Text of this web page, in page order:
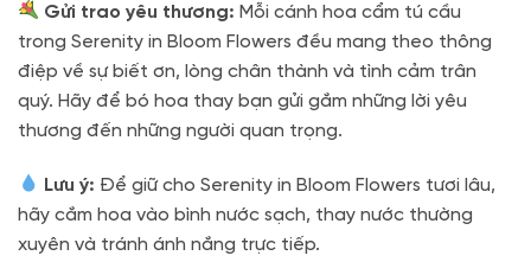
Gửi trao yêu thương: Mỗi cánh hoa cẩm tú cầu
trong Serenity in Bloom Flowers đều mang theo thông
điệp về sự biết ơn, lòng chân thành và tình cảm trân
quý. Hãy để bó hoa thay bạn gửi gắm những lời yêu
thương đến những người quan trọng.
Lưu ý: Để giữ cho Serenity in Bloom Flowers tươi lâu,
hãy cắm hoa vào bình nước sạch, thay nước thường
xuyên và tránh ánh nắng trực tiếp.